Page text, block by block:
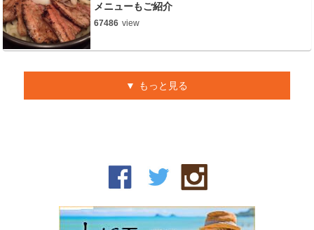
メニューもご紹介
67486 view
もっと見る